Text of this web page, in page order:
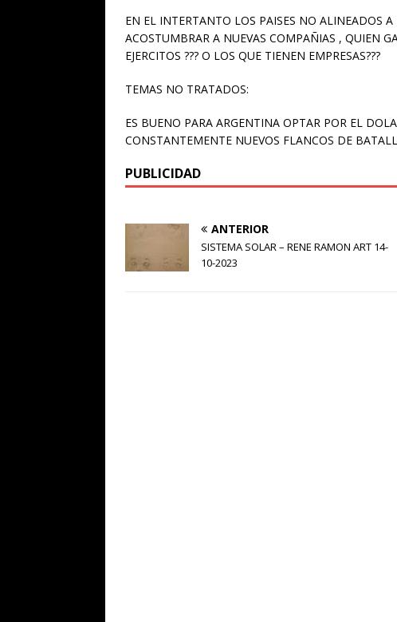
EN EL INTERTANTO LOS PAISES NO ALINEADOS
ACOSTUMBRAR A NUEVAS COMPAÑIAS , QUIEN
EJERCITOS ??? O LOS QUE TIENEN EMPRESAS???
TEMAS NO TRATADOS:
ES BUENO PARA ARGENTINA OPTAR POR EL
CONSTANTEMENTE NUEVOS FLANCOS DE
PUBLICIDAD
ANTERIOR
SISTEMA SOLAR – RENE RAMON ART 14-
10-2023